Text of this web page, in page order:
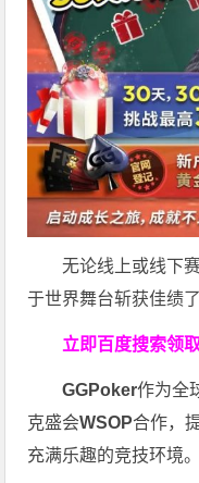
无论线上或线下
于世界舞台斩获佳绩了
立即百度搜索领取
GGPoker作为全
克盛会WSOP合作，
充满乐趣的竞技环境。